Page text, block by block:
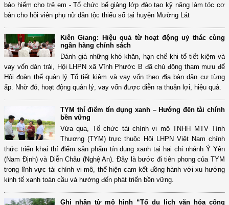
bảo hiểm cho trẻ em - Tổ chức bế giảng lớp đào tạo kỹ năng làm tóc cơ
bản cho hội viên phụ nữ dân tộc thiểu số tại huyện Mường Lát
Kiên Giang: Hiệu quả từ hoạt động uỷ thác cùng
ngân hàng chính sách
Đánh giá những khó khăn, hạn chế khi tổ tiết kiệm và
vay vốn dàn trải, Hội LHPN xã Vĩnh Phước B đã chủ động tham mưu để
Hội đoàn thể quản lý Tổ tiết kiệm và vay vốn theo địa bàn dân cư từng
ấp. Nhờ đó, hoạt động quản lý, vay vốn được diễn ra thuận lợi, hiệu quả.
TYM thí điểm tín dụng xanh – Hướng đến tài chính
bền vững
Vừa qua, Tổ chức tài chính vi mô TNHH MTV Tình
Thương (TYM) trực thuộc Hội LHPN Việt Nam chính
thức triển khai thí điểm sản phẩm tín dụng xanh tại hai chi nhánh Ý Yên
(Nam Định) và Diễn Châu (Nghệ An). Đây là bước đi tiên phong của TYM
trong lĩnh vực tài chính vi mô, thể hiện cam kết đồng hành với xu hướng
kinh tế xanh toàn cầu và hướng đến phát triển bền vững.
Ghi nhận từ mô hình “Tổ du lịch văn hóa cộng